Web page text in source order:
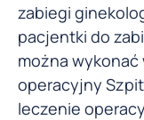
zabiegi
pacjentki do
można wykonać
operacyjny
leczenie